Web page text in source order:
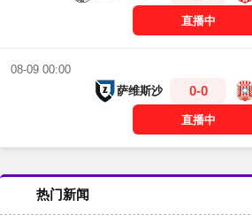
直播中
08-09 00:00
萨维斯沙
0-0
直播中
热门新闻